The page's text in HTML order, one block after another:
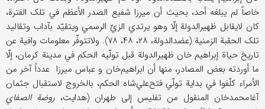
خاصاً لم یبلغه أحد، بحیث أن میرزا شفیع الصدر الأعظم في تلک الفترة،
کان لایقابل ظهیرالدولة إلّا وهو یرتدي الزيّ الرسمي ویتقیّد بآداب وتقالید
تلک الحقبة الزمنیة (عضدالدولة، ۲۸، ۴۸، ۷۸). ولاتتوفّر معلومات وافیة عن
تاریخ حیاة إبراهیم خان ظهیر‌الدولة قبل تولّیه الحکم في مدینة کرمان، إلّا
ما أوردته بعض المصادر، منها أن ابراهیم‌خان و عباس میرزا عدداً آخر من
الأمراء کلّفوا في بدایة تولّي فتح‌علي‌شاه الحکم، بالخروج لاستقبال جثمان
آغامحمدخان المنقول من تفلیس إلی طهران (هدایت، روضة الصفاي